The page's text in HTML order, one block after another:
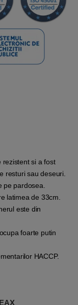
rezistent si a fost
resturi sau deseuri.
pe pardosea.
latimea de 33cm.
este din
foarte putin
HACCP.